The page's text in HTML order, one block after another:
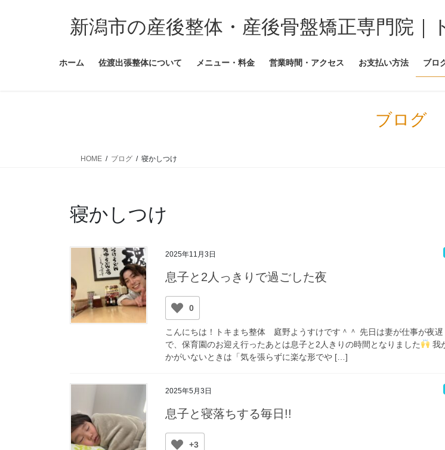
新潟市の産後整体・産後骨盤矯正専門院｜
ホーム 佐渡出張整体について メニュー・料金 営業時間・アクセス お支払い方法 ブロ
ブログ
HOME ブログ 寝かしつけ
寝かしつけ
2025年11月3日
息子と2人っきりで過ごした夜
0
こんにちは！トキまち整体 庭野ようすけです＾＾ 先日は妻が仕事が夜
で、保育園のお迎え行ったあとは息子と2人きりの時間となりました
我
かがいないときは「気を張らずに楽な形でや […]
2025年5月3日
息子と寝落ちする毎日!!
+3